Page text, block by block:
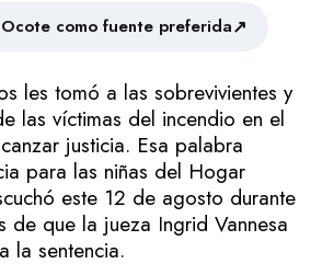
como fuente preferida↗
les tomó a las sobrevivientes y
las víctimas del incendio en el
justicia. Esa palabra
para las niñas del Hogar
este 12 de agosto durante
de que la jueza Ingrid Vannesa
la sentencia.